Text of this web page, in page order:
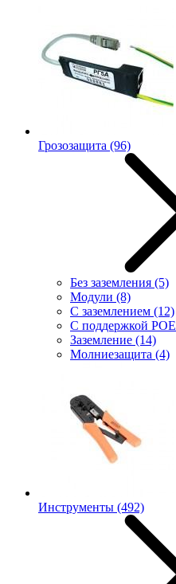
Грозозащита (96)
Без заземления (5)
Модули (8)
С заземлением (12)
С поддержкой POE
Заземление (14)
Молниезащита (4)
Инструменты (492)